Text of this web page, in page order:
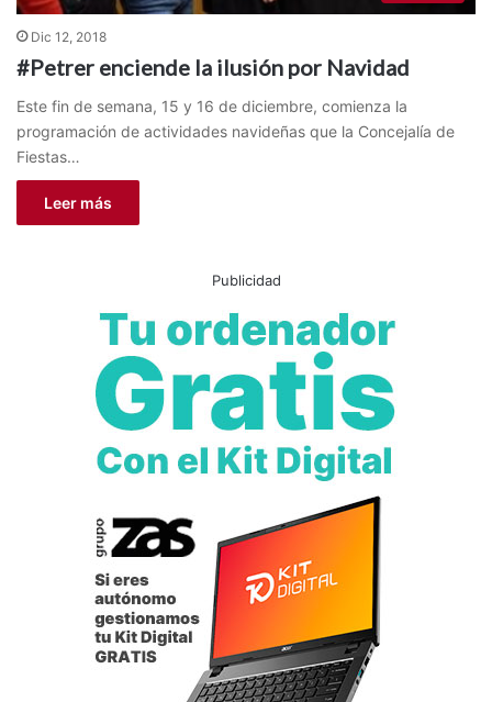
Dic 12, 2018
#Petrer enciende la ilusión por Navidad
Este fin de semana, 15 y 16 de diciembre, comienza la
programación de actividades navideñas que la Concejalía de
Fiestas…
Leer más
Publicidad